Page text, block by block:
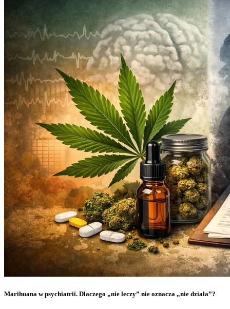
Marihuana w psychiatrii. Dlaczego „nie leczy” nie oznacza „nie działa”?